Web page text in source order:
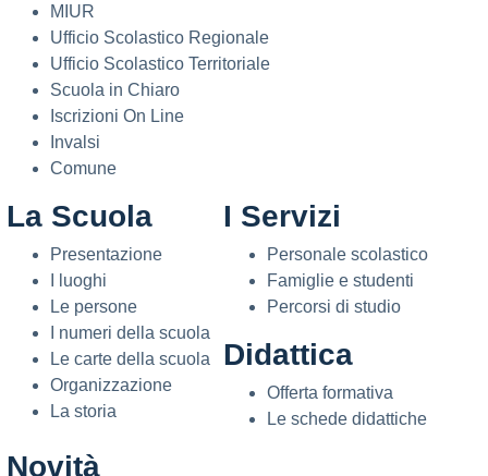
MIUR
Ufficio Scolastico Regionale
Ufficio Scolastico Territoriale
Scuola in Chiaro
Iscrizioni On Line
Invalsi
Comune
La Scuola
Presentazione
I luoghi
Le persone
I numeri della scuola
Le carte della scuola
Organizzazione
La storia
I Servizi
Personale scolastico
Famiglie e studenti
Percorsi di studio
Didattica
Offerta formativa
Le schede didattiche
Novità